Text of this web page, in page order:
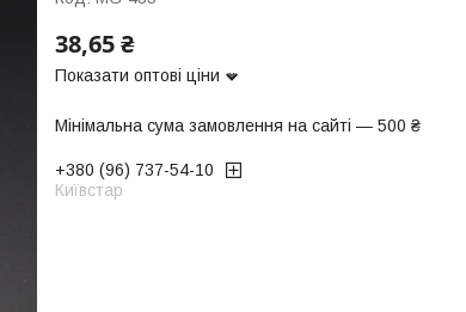
38,65 ₴
Показати оптові ціни
Мінімальна сума замовлення на сайті — 500 ₴
+380 (96) 737-54-10
Київстар